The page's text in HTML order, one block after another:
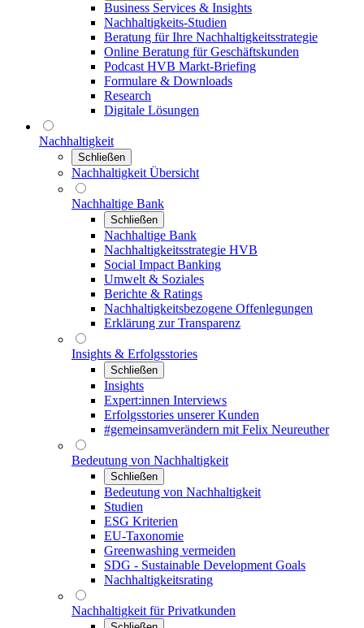
Business Services & Insights
Nachhaltigkeits-Studien
Beratung für Ihre Nachhaltigkeitsstrategie
Online Beratung für Geschäftskunden
Podcast HVB Markt-Briefing
Formulare & Downloads
Research
Digitale Lösungen
Nachhaltigkeit
Schließen
Nachhaltigkeit Übersicht
Nachhaltige Bank
Schließen
Nachhaltige Bank
Nachhaltigkeitsstrategie HVB
Social Impact Banking
Umwelt & Soziales
Berichte & Ratings
Nachhaltigkeitsbezogene Offenlegungen
Erklärung zur Transparenz
Insights & Erfolgsstories
Schließen
Insights
Expert:innen Interviews
Erfolgsstories unserer Kunden
#gemeinsamverändern mit Felix Neureuther
Bedeutung von Nachhaltigkeit
Schließen
Bedeutung von Nachhaltigkeit
Studien
ESG Kriterien
EU-Taxonomie
Greenwashing vermeiden
SDG - Sustainable Development Goals
Nachhaltigkeitsrating
Nachhaltigkeit für Privatkunden